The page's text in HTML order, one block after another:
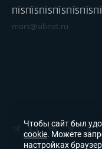
mors@sibnet.ru
Чтобы сайт был
cookie. Можете
настройках